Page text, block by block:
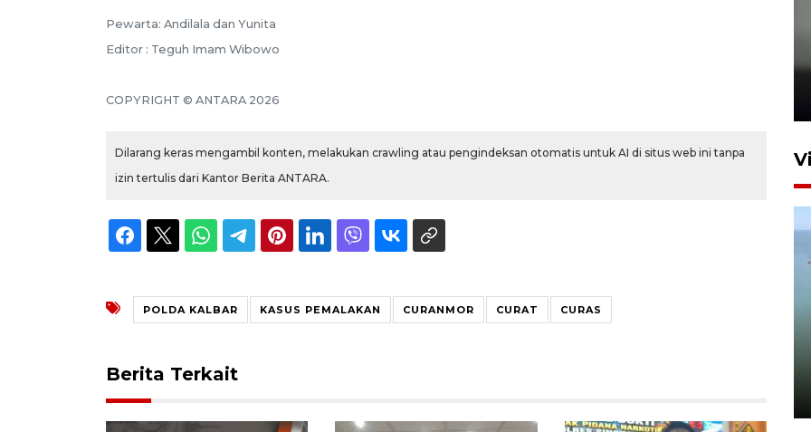
Pewarta: Andilala dan Yunita
Editor : Teguh Imam Wibowo
COPYRIGHT © ANTARA 2026
Dilarang keras mengambil konten, melakukan crawling atau pengindeksan otomatis untuk AI di situs web ini tanpa
izin tertulis dari Kantor Berita ANTARA.
POLDA KALBAR KASUS PEMALAKAN CURANMOR CURAT CURAS
Berita Terkait
Optimalkan aset negara,